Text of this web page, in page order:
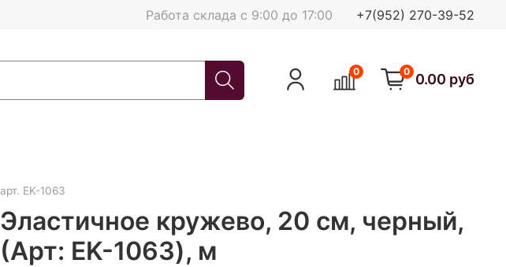
Работа склада с 9:00 до 17:00 +7(952) 270-39-52
0 0 0.00 руб
арт. EK-1063
Эластичное кружево, 20 см, черный,
(Арт: EK-1063), м